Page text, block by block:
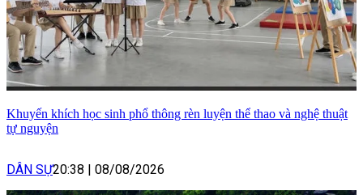
Khuyến khích học sinh phổ thông rèn luyện thể thao và nghệ thuật
tự nguyện
DÂN SỰ20:38 08/08/2026